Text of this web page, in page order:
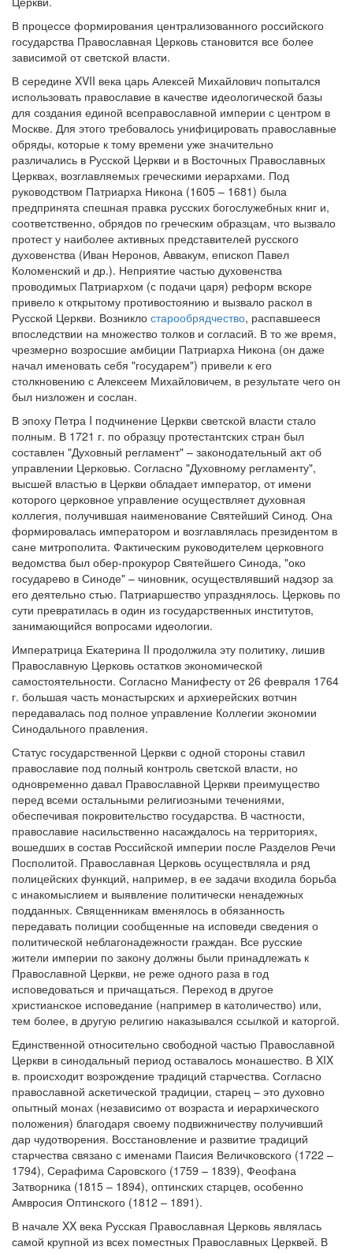
В процессе формирования централизованного российского
государства Православная Церковь становится все более
зависимой от светской власти.
В середине XVII века царь Алексей Михайлович попытался
использовать православие в качестве идеологической базы
для создания единой всеправославной империи с центром в
Москве. Для этого требовалось унифицировать православные
обряды, которые к тому времени уже значительно
различались в Русской Церкви и в Восточных Православных
Церквах, возглавляемых греческими иерархами. Под
руководством Патриарха Никона (1605 – 1681) была
предпринята спешная правка русских богослужебных книг и,
соответственно, обрядов по греческим образцам, что вызвало
протест у наиболее активных представителей русского
духовенства (Иван Неронов, Аввакум, епископ Павел
Коломенский и др.). Неприятие частью духовенства
проводимых Патриархом (с подачи царя) реформ вскоре
привело к открытому противостоянию и вызвало раскол в
Русской Церкви. Возникло старообрядчество, распавшееся
впоследствии на множество толков и согласий. В то же время,
чрезмерно возросшие амбиции Патриарха Никона (он даже
начал именовать себя "государем") привели к его
столкновению с Алексеем Михайловичем, в результате чего он
был низложен и сослан.
В эпоху Петра I подчинение Церкви светской власти стало
полным. В 1721 г. по образцу протестантских стран был
составлен "Духовный регламент" – законодательный акт об
управлении Церковью. Согласно "Духовному регламенту",
высшей властью в Церкви обладает император, от имени
которого церковное управление осуществляет духовная
коллегия, получившая наименование Святейший Синод. Она
формировалась императором и возглавлялась президентом в
сане митрополита. Фактическим руководителем церковного
ведомства был обер-прокурор Святейшего Синода, "око
государево в Синоде" – чиновник, осуществлявший надзор за
его деятельно стью. Патриаршество упразднялось. Церковь по
сути превратилась в один из государственных институтов,
занимающийся вопросами идеологии.
Императрица Екатерина II продолжила эту политику, лишив
Православную Церковь остатков экономической
самостоятельности. Согласно Манифесту от 26 февраля 1764
г. большая часть монастырских и архиерейских вотчин
передавалась под полное управление Коллегии экономии
Синодального правления.
Статус государственной Церкви с одной стороны ставил
православие под полный контроль светской власти, но
одновременно давал Православной Церкви преимущество
перед всеми остальными религиозными течениями,
обеспечивая покровительство государства. В частности,
православие насильственно насаждалось на территориях,
вошедших в состав Российской империи после Разделов Речи
Посполитой. Православная Церковь осуществляла и ряд
полицейских функций, например, в ее задачи входила борьба
с инакомыслием и выявление политически ненадежных
подданных. Священникам вменялось в обязанность
передавать полиции сообщенные на исповеди сведения о
политической неблагонадежности граждан. Все русские
жители империи по закону должны были принадлежать к
Православной Церкви, не реже одного раза в год
исповедоваться и причащаться. Переход в другое
христианское исповедание (например в католичество) или,
тем более, в другую религию наказывался ссылкой и каторгой.
Единственной относительно свободной частью Православной
Церкви в синодальный период оставалось монашество. В XIX
в. происходит возрождение традиций старчества. Согласно
православной аскетической традиции, старец – это духовно
опытный монах (независимо от возраста и иерархического
положения) благодаря своему подвижничеству получивший
дар чудотворения. Восстановление и развитие традиций
старчества связано с именами Паисия Величковского (1722 –
1794), Серафима Саровского (1759 – 1839), Феофана
Затворника (1815 – 1894), оптинских старцев, особенно
Амвросия Оптинского (1812 – 1891).
В начале XX века Русская Православная Церковь являлась
самой крупной из всех поместных Православных Церквей. В